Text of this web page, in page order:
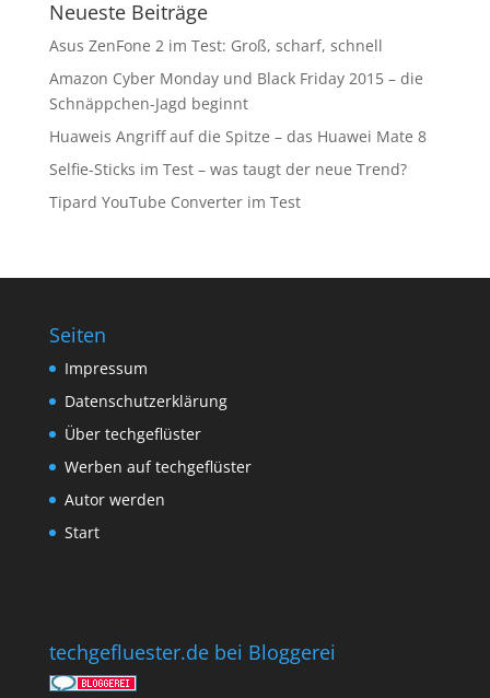
Neueste Beiträge
Asus ZenFone 2 im Test: Groß, scharf, schnell
Amazon Cyber Monday und Black Friday 2015 – die
Schnäppchen-Jagd beginnt
Huaweis Angriff auf die Spitze – das Huawei Mate 8
Selfie-Sticks im Test – was taugt der neue Trend?
Tipard YouTube Converter im Test
Seiten
Impressum
Datenschutzerklärung
Über techgeflüster
Werben auf techgeflüster
Autor werden
Start
techgefluester.de bei Bloggerei